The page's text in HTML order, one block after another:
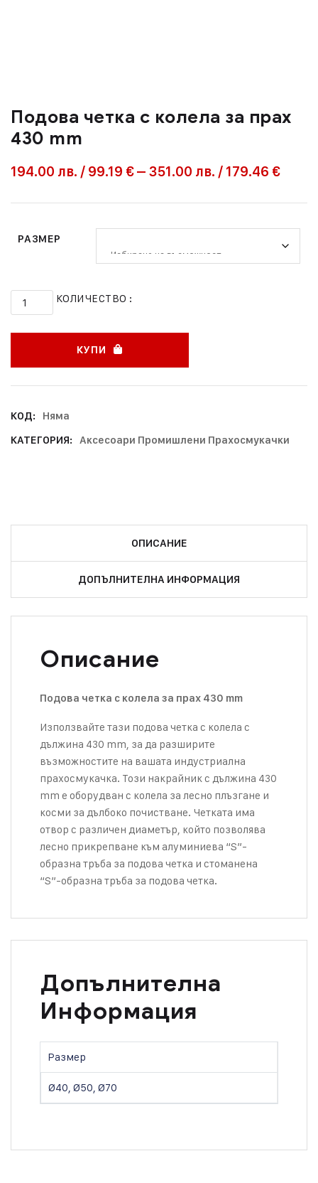
Подова четка с колела за прах
430 mm
194.00 лв. / 99.19 €– 351.00 лв. / 179.46 €
РАЗМЕР
КОЛИЧЕСТВО :
КУПИ
КОД:
Няма
КАТЕГОРИЯ:
Аксесоари Промишлени Прахосмукачки
ОПИСАНИЕ
ДОПЪЛНИТЕЛНА ИНФОРМАЦИЯ
Описание
Подова четка с колела за прах 430 mm
Използвайте тази подова четка с колела с
дължина 430 mm, за да разширите
възможностите на вашата индустриална
прахосмукачка. Този накрайник с дължина 430
mm е оборудван с колела за лесно плъзгане и
косми за дълбоко почистване. Четката има
отвор с различен диаметър, който позволява
лесно прикрепване към алуминиева “S”-
образна тръба за подова четка и стоманена
“S”-образна тръба за подова четка.
Допълнителна
Информация
Размер
Ø40, Ø50, Ø70